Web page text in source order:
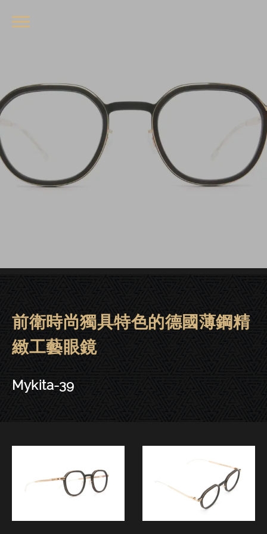
Mykita眼鏡 | 大安－Mykita-39
前衛時尚獨具特色的德國薄鋼精
緻工藝眼鏡
Mykita-39